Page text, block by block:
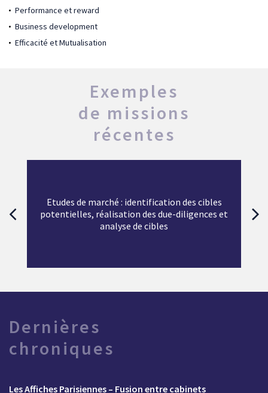
Performance et reward
Business development
Efficacité et Mutualisation
Exemples
de missions
récentes
Etudes de marché : identification des cibles
potentielles, réalisation des due-diligences et
analyse de cibles
Dernières
chroniques
Les Affiches Parisiennes – Fusion entre cabinets